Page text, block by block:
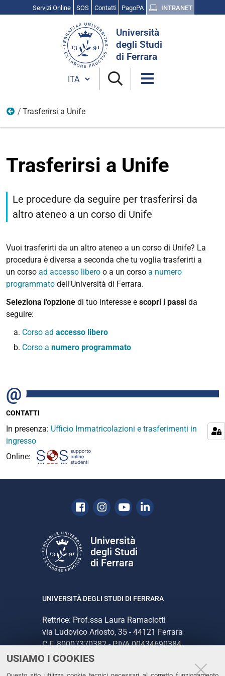
USIAMO I COOKIES
Servizi Online SOS Contatti PagoPA INTRANET
Università
degli Studi
di Ferrara
Cambia lingua
Iscriviti
Trasferirsi a Unife
Trasferirsi a Unife
Le procedure da seguire per trasferirsi da
altro ateneo a un corso di Unife
Vuoi trasferirti da un altro ateneo a un corso di Unife? La
procedura è diversa a seconda che tu voglia trasferirti a
un corso ad accesso libero o a un corso a numero
programmato dell'Università di Ferrara.
Seleziona l'opzione di tuo interesse e scopri i passi da
seguire:
Corso ad accesso libero
Corso a numero programmato
CONTATTI
In presenza: Ufficio Immatricolazioni e trasferimenti in
ingresso
Online:
Facebook
Instagram
YoutubeLinkedin
Università
degli Studi
di Ferrara
UNIVERSITÀ DEGLI STUDI DI FERRARA
Rettrice: Prof.ssa Laura Ramaciotti
via Ludovico Ariosto, 35 - 44121 Ferrara
C.F. 80007370382 - P.IVA 00434690384
CONTATTI